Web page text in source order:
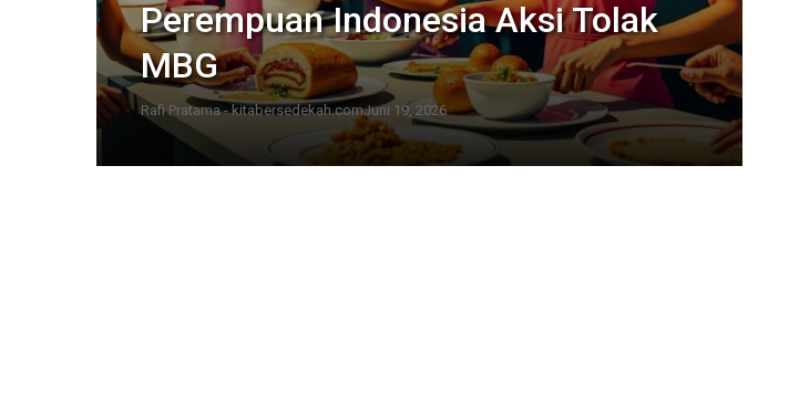
Perempuan Indonesia Aksi Tolak
MBG
Rafi Pratama - kitabersedekah.comJuni 19, 2026